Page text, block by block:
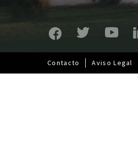
p
a
l
Pie
Contacto Aviso Legal